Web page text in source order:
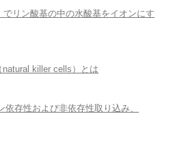
リン酸基の中の水酸基をイオンにす
killer cells）とは
存性および非依存性取り込み、